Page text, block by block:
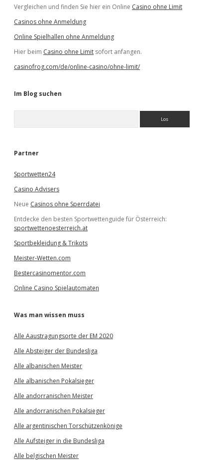
Vergleichen und finden Sie hier ein Online Casino ohne Limit
Casinos ohne Anmeldung
Online Spielhallen ohne Anmeldung
Hier beim Casino ohne Limit sofort anfangen.
casinofrog.com/de/online-casino/ohne-limit/
Im Blog suchen
e
Partner
Sportwetten24
Casino Advisers
Neue Casinos ohne Sperrdatei
Entdecke den besten Sportwettenguide für Österreich:
sportwettenoesterreich.at
Sportbekleidung & Trikots
Meister-Wetten.com
Bestercasinomentor.com
Online Casino Spielautomaten
Was man wissen muss
Alle Aaustragungsorte der EM 2020
Alle Absteiger der Bundesliga
Alle albanischen Meister
Alle albanischen Pokalsieger
Alle andorranischen Meister
Alle andorranischen Pokalsieger
Alle argentinischen Torschützenkönige
Alle Aufsteiger in die Bundesliga
Alle belgischen Meister